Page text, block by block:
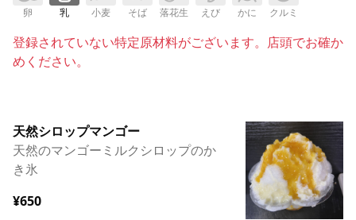
卵 乳 小麦 そば 落花生 えび かに クルミ
登録されていない特定原材料がございます。店頭でお確か
めください。
天然シロップマンゴー
天然のマンゴーミルクシロップのか
き氷
¥650